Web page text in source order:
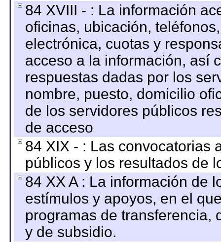
84 XVIII - : La información
oficinas, ubicación,
electrónica, cuotas y
acceso a la información, así
respuestas dadas por los
nombre, puesto, domicilio
de los servidores públicos
de acceso
84 XIX - : Las convocatorias
públicos y los resultados de
84 XX A : La información de
estímulos y apoyos, en el
programas de transferencia,
y de subsidio.